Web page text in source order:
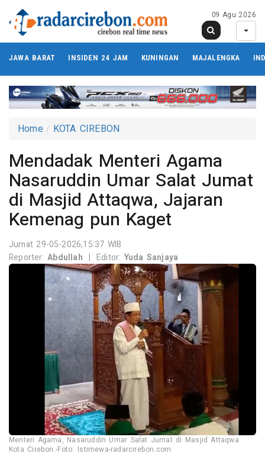
09 Agu 2026
JAWA BARAT INSIDEN 24 JAM KUNINGAN MAJALENGKA
Home KOTA CIREBON
Mendadak Menteri Agama
Nasaruddin Umar Salat Jumat
di Masjid Attaqwa, Jajaran
Kemenag pun Kaget
Jumat 29-05-2026,15:37 WIB
Reporter:Abdullah | Editor: Yuda Sanjaya
Menteri Agama, Nasaruddin Umar Salat Jumat di Masjid Attaqwa
Kota Cirebon.-Foto: Istimewa-radarcirebon.com